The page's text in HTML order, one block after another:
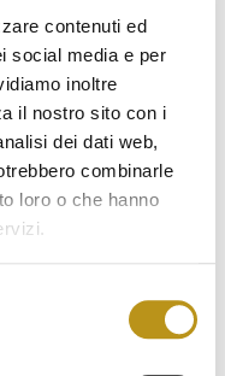
contenuti ed
social media e per
inoltre
il nostro sito con i
dei dati web,
combinarle
loro o che hanno
in loco, fino ad
anticipo. (Servizio con
e Lu Impostu